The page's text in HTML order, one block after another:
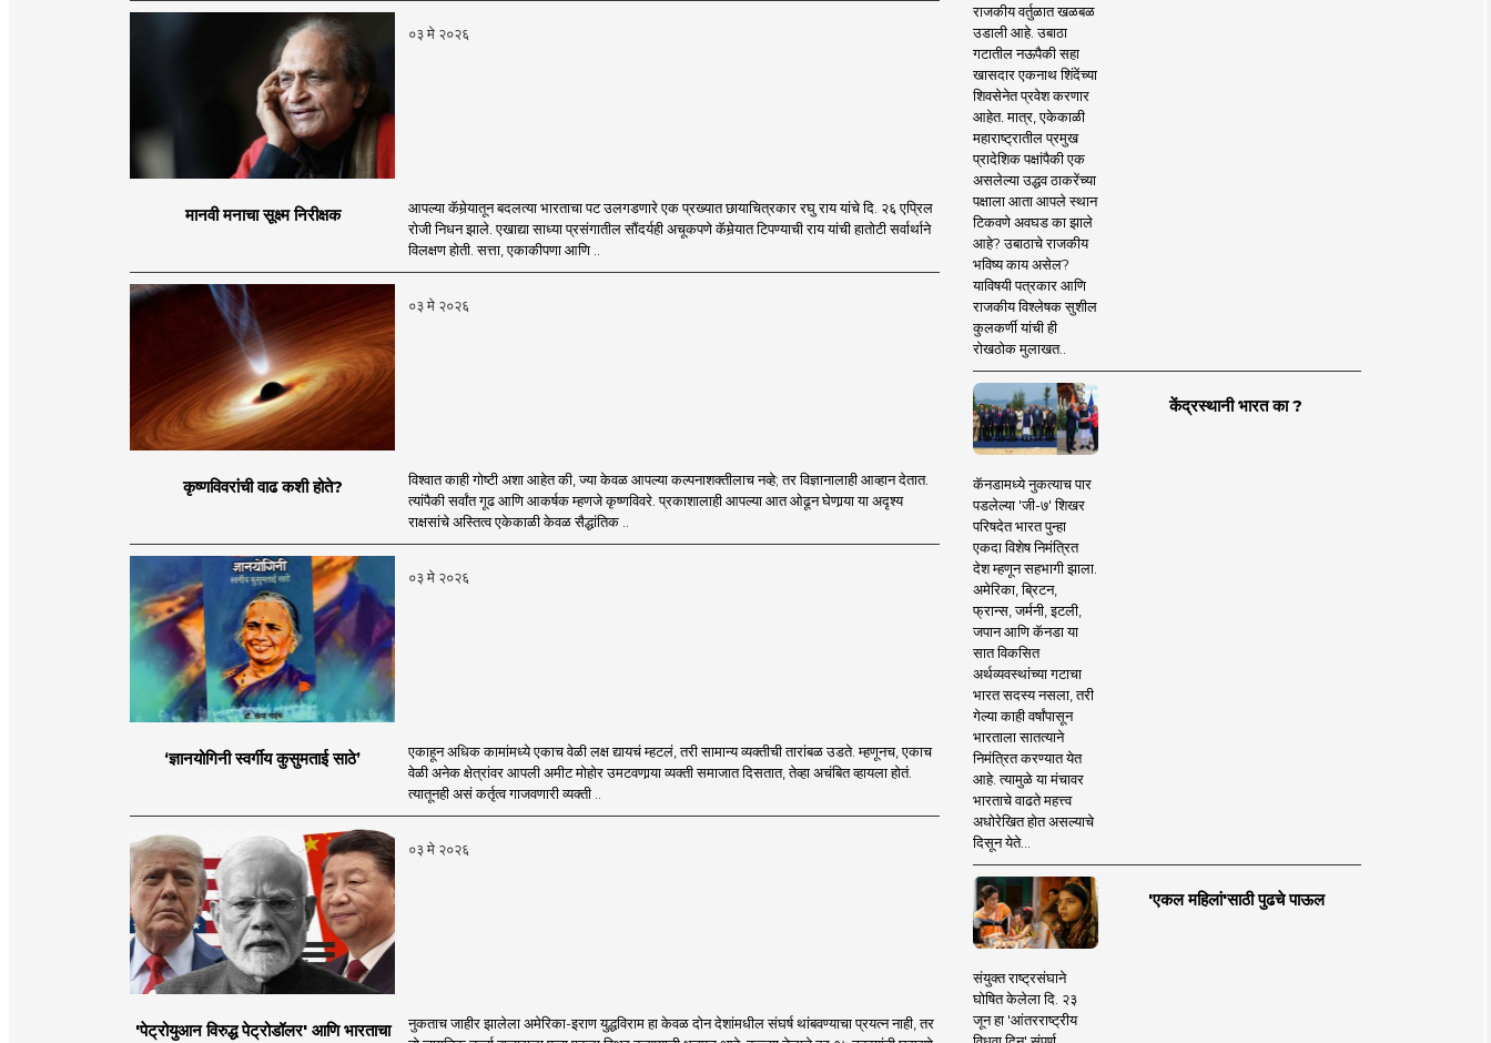
०३ मे २०२६
मानवी मनाचा सूक्ष्म निरीक्षक
आपल्या कॅमेर्‍यातून बदलत्या भारताचा पट उलगडणारे एक प्रख्यात छायाचित्रकार रघु राय यांचे दि. २६ एप्रिल
रोजी निधन झाले. एखाद्या साध्या प्रसंगातील सौंदर्यही अचूकपणे कॅमेर्‍यात टिपण्याची राय यांची हातोटी सर्वार्थाने
विलक्षण होती. सत्ता, एकाकीपणा आणि ..
०३ मे २०२६
कृष्णविवरांची वाढ कशी होते?
विश्वात काही गोष्टी अशा आहेत की, ज्या केवळ आपल्या कल्पनाशक्तीलाच नव्हे; तर विज्ञानालाही आव्हान देतात.
त्यांपैकी सर्वांत गूढ आणि आकर्षक म्हणजे कृष्णविवरे. प्रकाशालाही आपल्या आत ओढून घेणार्‍या या अदृश्य
राक्षसांचे अस्तित्व एकेकाळी केवळ सैद्धांतिक ..
०३ मे २०२६
‘ज्ञानयोगिनी स्वर्गीय कुसुमताई साठे’
एकाहून अधिक कामांमध्ये एकाच वेळी लक्ष द्यायचं म्हटलं, तरी सामान्य व्यक्तीची तारांबळ उडते. म्हणूनच, एकाच
वेळी अनेक क्षेत्रांवर आपली अमीट मोहोर उमटवणार्‍या व्यक्ती समाजात दिसतात, तेव्हा अचंबित व्हायला होतं.
त्यातूनही असं कर्तृत्व गाजवणारी व्यक्ती ..
०३ मे २०२६
'पेट्रोयुआन विरुद्ध पेट्रोडॉलर' आणि भारताचा
नुकताच जाहीर झालेला अमेरिका-इराण युद्धविराम हा केवळ दोन देशांमधील संघर्ष थांबवण्याचा प्रयत्न नाही, तर
राजकीय वर्तुळात खळबळ
उडाली आहे. उबाठा
गटातील नऊपैकी सहा
खासदार एकनाथ शिंदेंच्या
शिवसेनेत प्रवेश करणार
आहेत. मात्र, एकेकाळी
महाराष्ट्रातील प्रमुख
प्रादेशिक पक्षांपैकी एक
असलेल्या उद्धव ठाकरेंच्या
पक्षाला आता आपले स्थान
टिकवणे अवघड का झाले
आहे? उबाठाचे राजकीय
भविष्य काय असेल?
याविषयी पत्रकार आणि
राजकीय विश्लेषक सुशील
कुलकर्णी यांची ही
रोखठोक मुलाखत..
केंद्रस्थानी भारत का ?
कॅनडामध्ये नुकत्याच पार
पडलेल्या 'जी-७' शिखर
परिषदेत भारत पुन्हा
एकदा विशेष निमंत्रित
देश म्हणून सहभागी झाला.
अमेरिका, ब्रिटन,
फ्रान्स, जर्मनी, इटली,
जपान आणि कॅनडा या
सात विकसित
अर्थव्यवस्थांच्या गटाचा
भारत सदस्य नसला, तरी
गेल्या काही वर्षांपासून
भारताला सातत्याने
निमंत्रित करण्यात येत
आहे. त्यामुळे या मंचावर
भारताचे वाढते महत्त्व
अधोरेखित होत असल्याचे
दिसून येते...
'एकल महिलां'साठी पुढचे पाऊल
संयुक्त राष्ट्रसंघाने
घोषित केलेला दि. २३
जून हा 'आंतरराष्ट्रीय